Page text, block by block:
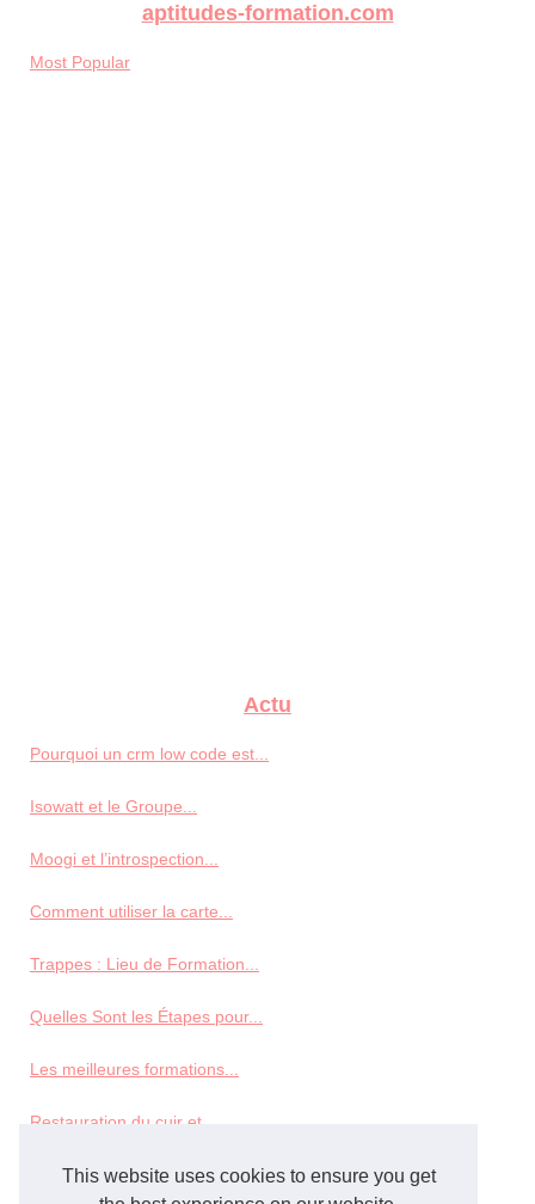
This website uses cookies to ensure you get
aptitudes-formation.com
Most Popular
Actu
Pourquoi un crm low code est...
Isowatt et le Groupe...
Moogi et l’introspection...
Comment utiliser la carte...
Trappes : Lieu de Formation...
Quelles Sont les Étapes pour...
Les meilleures formations...
Restauration du cuir et...
Veterninary